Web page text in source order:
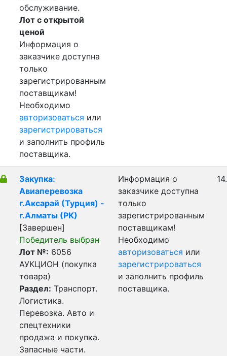
обслуживание.
Лот с открытой
ценой
Информация о
заказчике доступна
только
зарегистрированным
поставщикам!
Необходимо
авторизоваться или
зарегистрироваться
и заполнить профиль
поставщика.
Закупка:
Авиаперевозка
г.Аксарай (Турция) -
г.Алматы (РК)
[Завершен]
Победитель выбран
Лот №: 6056
АУКЦИОН (покупка
товара)
Раздел: Транспорт.
Логистика.
Перевозка. Авто и
спецтехники
продажа и покупка.
Запасные части.
Информация о
заказчике доступна
только
зарегистрированным
поставщикам!
Необходимо
авторизоваться или
зарегистрироваться
и заполнить профиль
поставщика.